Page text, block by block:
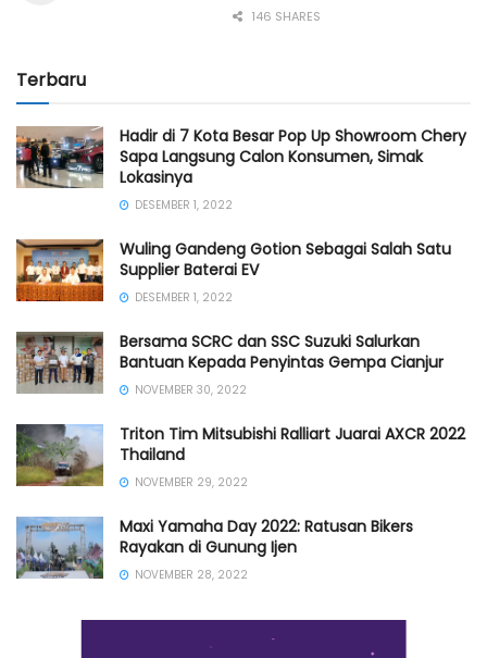
146 SHARES
Terbaru
Hadir di 7 Kota Besar Pop Up Showroom Chery
Sapa Langsung Calon Konsumen, Simak
Lokasinya
DESEMBER 1, 2022
Wuling Gandeng Gotion Sebagai Salah Satu
Supplier Baterai EV
DESEMBER 1, 2022
Bersama SCRC dan SSC Suzuki Salurkan
Bantuan Kepada Penyintas Gempa Cianjur
NOVEMBER 30, 2022
Triton Tim Mitsubishi Ralliart Juarai AXCR 2022
Thailand
NOVEMBER 29, 2022
Maxi Yamaha Day 2022: Ratusan Bikers
Rayakan di Gunung Ijen
NOVEMBER 28, 2022